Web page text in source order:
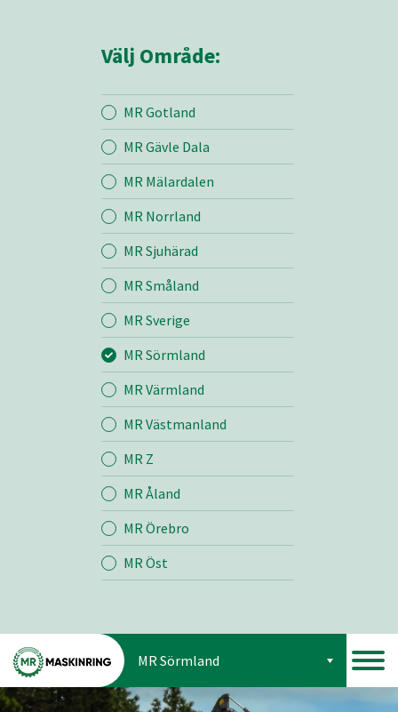
Mina sidor
MR Sörmland
Entreprenad
Bemanning
Välj Område:
MR Gotland
MR Gävle Dala
MR Mälardalen
MR Norrland
MR Sjuhärad
MR Småland
MR Sverige
MR Sörmland
MR Värmland
MR Västmanland
MR Z
MR Åland
MR Örebro
MR Öst
MR Sörmland